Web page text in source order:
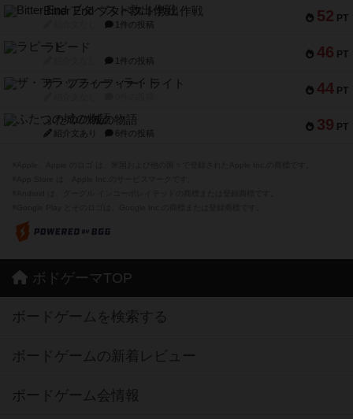
52 PT
Bitter End ブタペスト救出作戦
1件の投稿
46 PT
ラピード
1件の投稿
44 PT
ザ・フラッフィー・ライト
39 PT
ふたつの城の物語
紹介文あり 6件の投稿
ボドゲーマTOP
ボードゲームを検索する
ボードゲームの新着レビュー
ボードゲーム会情報